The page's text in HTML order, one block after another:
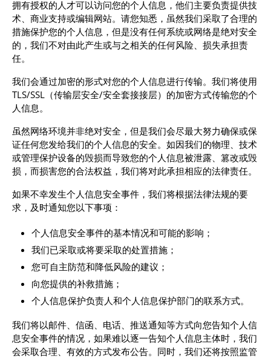
拥有授权的人才可以访问您的个人信息，他们主要负责提供技
术、商业支持或编辑网站。请您知悉，虽然我们采取了合理的
措施保护您的个人信息，但是没有任何系统或网络是绝对安全
的，我们不对由此产生或与之相关的任何风险、损失承担责
任。
我们会通过加密的形式对您的个人信息进行传输。我们将使用
TLS/SSL（传输层安全/安全套接接层）的加密方式传输您的个
人信息。
虽然网络环境并非绝对安全，但是我们会尽最大努力确保或保
证任何您发给我们的个人信息的安全。如因我们的物理、技术
或管理保护设备的毁损而导致您的个人信息被泄露、篡改或毁
损，而损害您的合法权益，我们将对此承担相应的法律责任。
如果不幸发生个人信息安全事件，我们将根据法律法规的要
求，及时通知您以下事项：
个人信息安全事件的基本情况和可能的影响；
我们已采取或将要采取的处置措施；
您可自主防范和降低风险的建议；
向您提供的补救措施；
个人信息保护负责人和个人信息保护部门的联系方式。
我们将以邮件、信函、电话、推送通知等方式向您告知个人信
息安全事件的情况，如果难以逐一告知个人信息主体时，我们
会采取合理、有效的方式发布公告。同时，我们还将按照监管